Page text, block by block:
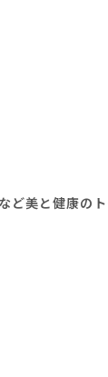
美と健康の